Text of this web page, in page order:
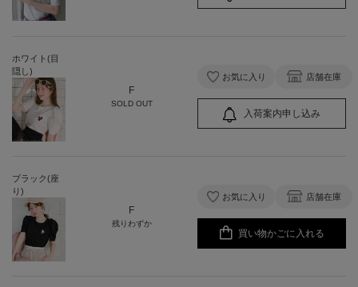
ホワイト(目
隠し)
F
SOLD OUT
お気に入り 店舗在庫
入荷案内申し込み
ブラック(座
り)
F
残りわずか
お気に入り 店舗在庫
買い物かごに入れる